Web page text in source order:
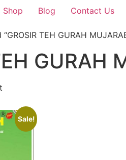
Shop Blog Contact Us
TEH GURAH
GURAH
Sale!